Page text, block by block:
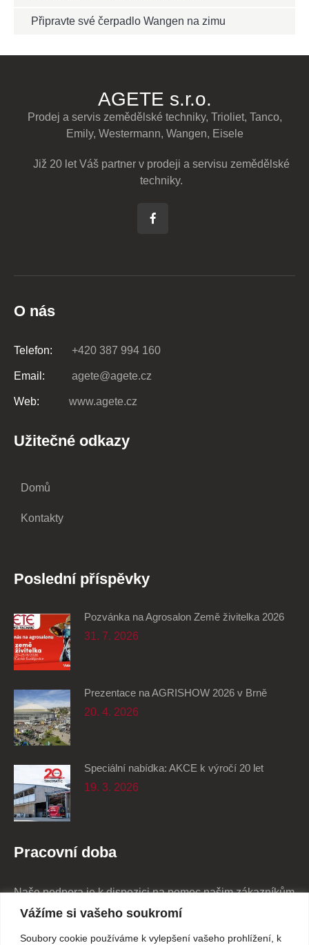
Vážíme si vašeho soukromí
Soubory cookie používáme k vylepšení vašeho prohlížení, k
Připravte své čerpadlo Wangen na zimu
AGETE s.r.o.
Prodej a servis zemědělské techniky, Trioliet, Tanco,
Emily, Westermann, Wangen, Eisele
Již 20 let Váš partner v prodeji a servisu zemědělské
techniky.
O nás
Telefon: +420 387 994 160
Email: agete@agete.cz
Web: www.agete.cz
Užitečné odkazy
Domů
Kontakty
Poslední příspěvky
Pozvánka na Agrosalon Země živitelka 2026
31. 7. 2026
Prezentace na AGRISHOW 2026 v Brně
20. 4. 2026
Speciální nabídka: AKCE k výročí 20 let
19. 3. 2026
Pracovní doba
Naše podpora je k dispozici na pomoc našim zákazníkům
24/7